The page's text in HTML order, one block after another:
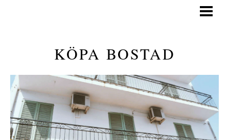
GENERELLA TIPS
KÖPA BOSTAD GUIDE
BLOGG
KÖPA BOSTAD